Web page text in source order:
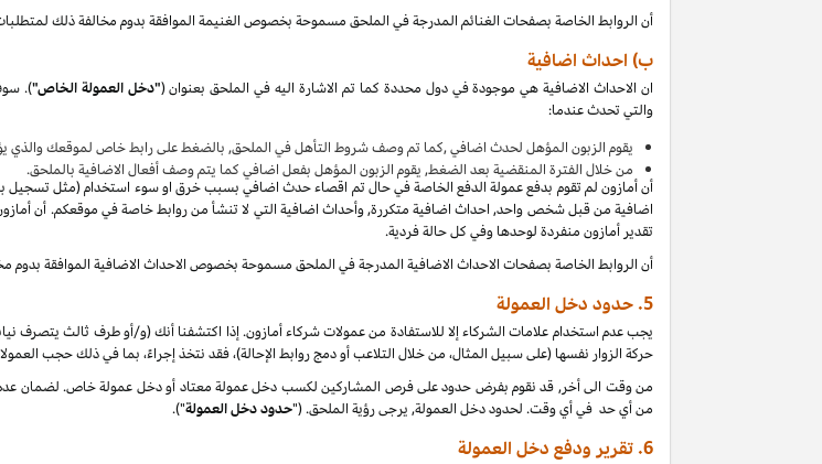
أن الروابط الخاصة بصفحات الغنائم المدرجة في الملحق مسموحة بخصوص الغنيمة الموافقة بدوم مخالفة ذلك
ب) احداث اضافية
ان الاحداث الاضافية هي موجودة في دول محددة كما تم الاشارة اليه في الملحق بعنوان("دخل العمولة الخاص")
.
والتي تحدث عندما:
يقوم الزبون المؤهل لحدث اضافي ,كما تم وصف شروط التأهل في الملحق, بالضغط على رابط خاص لموقعك والذي
منخلال الفترة المنقضية بعد الضغط, يقوم الزبون المؤهل بفعل اضافي كما يتم وصف أفعال الاضافية بالملحق.
أن أمازون لم تقوم بدفع عمولة الدفع الخاصة في حال تم اقصاء حدث اضافي بسبب خرق او سوء استخدام (مثل تسجيل
اضافية من قبل شخص واحد, احداث اضافية متكررة, وأحداث اضافية التي لا تنشأ من روابط خاصة في موقعكم. أن
تقدير أمازون منفردة لوحدها وفي كل حالة فردية.
أن الروابط الخاصة بصفحات الاحداث الاضافية المدرجة في الملحق مسموحة بخصوص الاحداث الاضافية الموافقة بدوم
5. حدود دخل العمولة
يجب عدم استخدام علامات الشركاء إلا للاستفادة من عمولات شركاء أمازون. إذا اكتشفنا أنك (و/أو طرف ثالث يتصرف
حركة الزوار نفسها (على سبيل المثال، من خلال التلاعب أو دمج روابط الإحالة)، فقد نتخذ إجراءً، بما في ذلك حجب
من وقت الى أخر, قد نقوم بفرض حدود على فرص المشاركين لكسب دخل عمولة معتاد أو دخل عمولة خاص. لضمان عدم
من أي حد في أي وقت. لحدود دخل العمولة, يرجى رؤية الملحق. ("حدود دخل العمولة").
6. تقرير ودفع دخل العمولة